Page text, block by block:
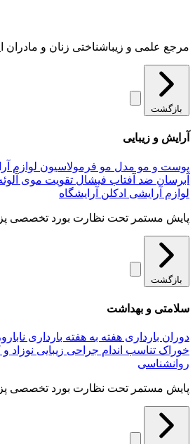
مرجع علمی و زیباشناختی زنان و مادران
بازگشت
آرایش و زیبایی
پوست و مو مدل مو فرمولاسیون لوازم
آبرسان ضد آفتاب فیشال تقویت موی
لوازم آرایشی ادکلن آرایشگاه
پایش مستمر تحت نظارت بورد تخصصی
بازگشت
سلامتی و بهداشت
دوران بارداری هفته به هفته بارداری
خوراک تناسب اندام جراحی زیبایی نوزاد
روانشناسی
پایش مستمر تحت نظارت بورد تخصصی